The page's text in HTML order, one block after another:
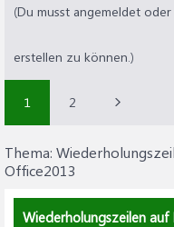
(Du musst angemeldet
erstellen zu können.)
1 2
Thema:
Office2013
Wiederholungszeilen